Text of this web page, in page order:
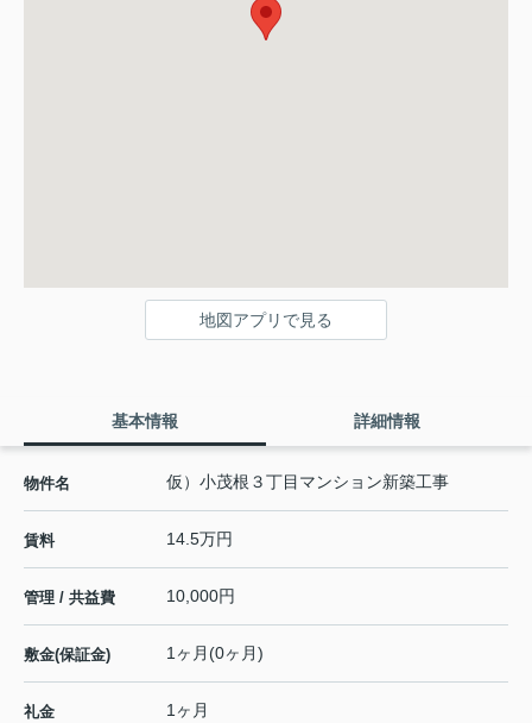
地図アプリで見る
基本情報 詳細情報
物件名 仮）小茂根３丁目マンション新築工事
賃料 14.5万円
管理 / 共益費 10,000円
敷金(保証金) 1ヶ月(0ヶ月)
礼金 1ヶ月